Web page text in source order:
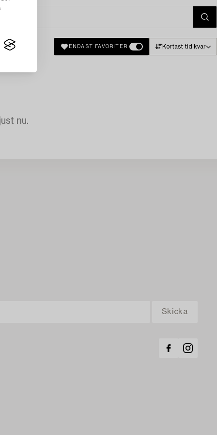
ENDAST FAVORITER Kortast tid kvar
nu.